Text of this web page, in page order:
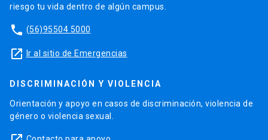
riesgo tu vida dentro de algún campus.
phone (56)95504 5000
launch Ir al sitio de Emergencias
DISCRIMINACIÓN Y VIOLENCIA
Orientación y apoyo en casos de discriminación, violencia de
género o violencia sexual.